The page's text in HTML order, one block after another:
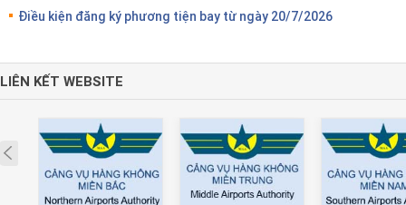
Điều kiện đăng ký phương tiện bay từ ngày 20/7/2026
LIÊN KẾT WEBSITE
Prev